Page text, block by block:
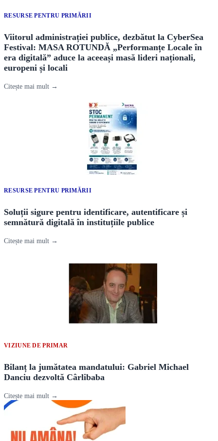
RESURSE PENTRU PRIMĂRII
Viitorul administrației publice, dezbătut la CyberSea
Festival: MASA ROTUNDĂ „Performanțe Locale în
era digitală” aduce la aceeași masă lideri naționali,
europeni și locali
Citește mai mult →
RESURSE PENTRU PRIMĂRII
Soluții sigure pentru identificare, autentificare și
semnătură digitală în instituțiile publice
Citește mai mult →
VIZIUNE DE PRIMAR
Bilanț la jumătatea mandatului: Gabriel Michael
Danciu dezvoltă Cârlibaba
Citește mai mult →